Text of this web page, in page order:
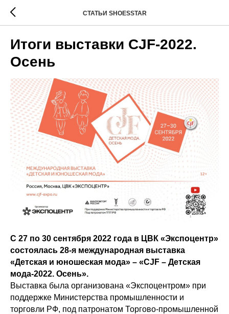
СТАТЬИ SHOESSTAR
Итоги выставки CJF-2022.
Осень
С 27 по 30 сентября 2022 года в ЦВК «Экспоцентр»
состоялась 28-я международная выставка
«Детская и юношеская мода» – «CJF – Детская
мода-2022. Осень».
Выставка была организована «Экспоцентром» при
поддержке Министерства промышленности и
торговли РФ, под патронатом Торгово-промышленной